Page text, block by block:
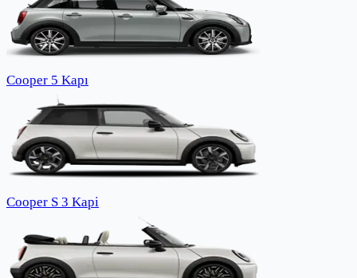
Cooper 5 Kapı
Cooper S 3 Kapi